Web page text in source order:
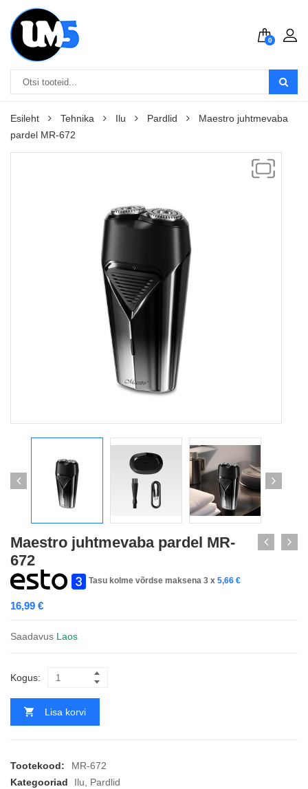
0
Esileht Tehnika Ilu Pardlid
Maestro juhtmevaba
pardel MR-672
Maestro juhtmevaba pardel MR-
672
Tasu kolme võrdse maksena 3 x 5,66 €
16,99 €
Saadavus Laos
Kogus:
Lisa korvi
Tootekood:
MR-672
Kategooriad
Ilu
Pardlid